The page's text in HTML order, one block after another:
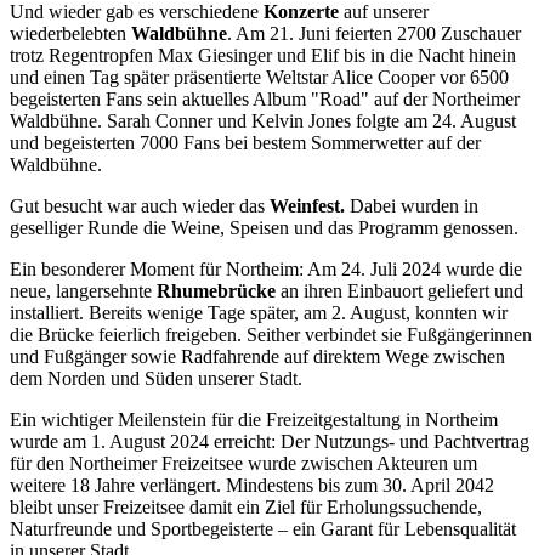
Und wieder gab es verschiedene Konzerte auf unserer
wiederbelebten Waldbühne. Am 21. Juni feierten 2700 Zuschauer
trotz Regentropfen Max Giesinger und Elif bis in die Nacht hinein
und einen Tag später präsentierte Weltstar Alice Cooper vor 6500
begeisterten Fans sein aktuelles Album "Road" auf der Northeimer
Waldbühne. Sarah Conner und Kelvin Jones folgte am 24. August
und begeisterten 7000 Fans bei bestem Sommerwetter auf der
Waldbühne.
Gut besucht war auch wieder das Weinfest. Dabei wurden in
geselliger Runde die Weine, Speisen und das Programm genossen.
Ein besonderer Moment für Northeim: Am 24. Juli 2024 wurde die
neue, langersehnte Rhumebrücke an ihren Einbauort geliefert und
installiert. Bereits wenige Tage später, am 2. August, konnten wir
die Brücke feierlich freigeben. Seither verbindet sie Fußgängerinnen
und Fußgänger sowie Radfahrende auf direktem Wege zwischen
dem Norden und Süden unserer Stadt.
Ein wichtiger Meilenstein für die Freizeitgestaltung in Northeim
wurde am 1. August 2024 erreicht: Der Nutzungs- und Pachtvertrag
für den Northeimer Freizeitsee wurde zwischen Akteuren um
weitere 18 Jahre verlängert. Mindestens bis zum 30. April 2042
bleibt unser Freizeitsee damit ein Ziel für Erholungssuchende,
Naturfreunde und Sportbegeisterte – ein Garant für Lebensqualität
in unserer Stadt.